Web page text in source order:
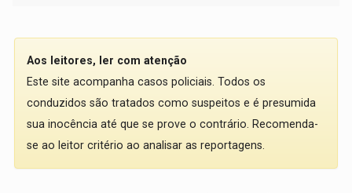
Aos leitores, ler com atenção
Este site acompanha casos policiais. Todos os
conduzidos são tratados como suspeitos e é presumida
sua inocência até que se prove o contrário. Recomenda-
se ao leitor critério ao analisar as reportagens.